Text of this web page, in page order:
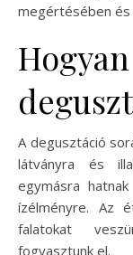
megértésében
A degusztáció
látványra és
egymásra
ízélményre. Az
falatokat
fogyasztunk el.